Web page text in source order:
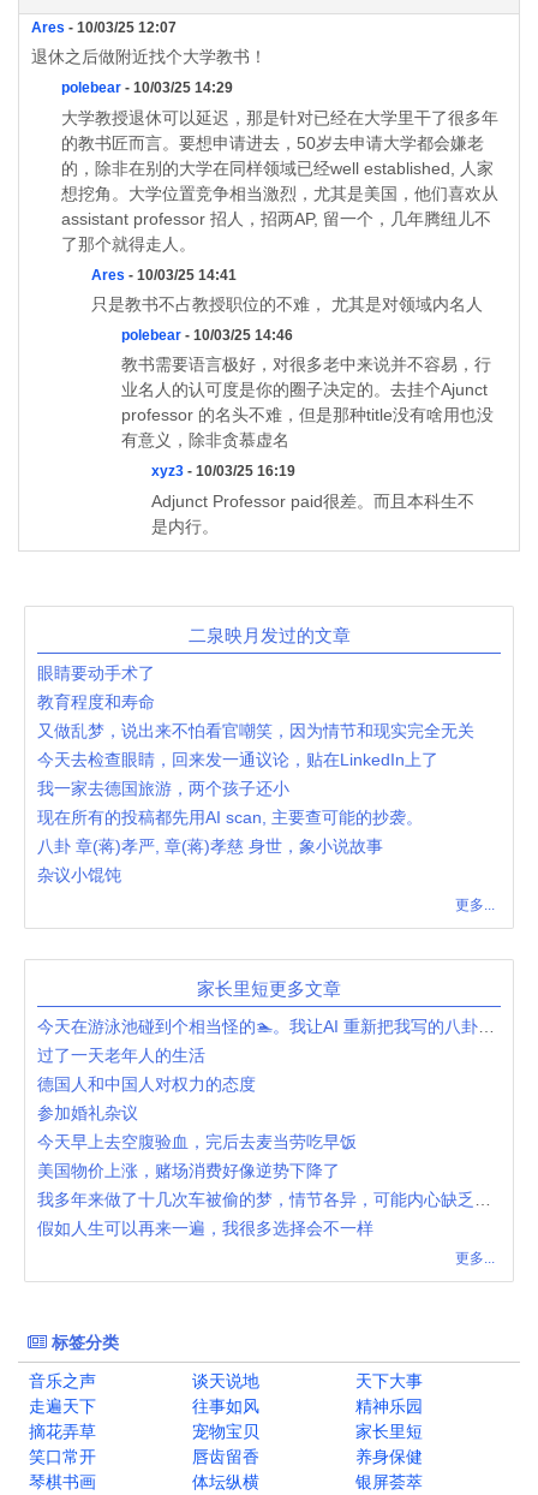
Ares - 10/03/25 12:07
退休之后做附近找个大学教书！
polebear - 10/03/25 14:29
大学教授退休可以延迟，那是针对已经在大学里干了很多年
的教书匠而言。要想申请进去，50岁去申请大学都会嫌老
的，除非在别的大学在同样领域已经well established, 人家
想挖角。大学位置竞争相当激烈，尤其是美国，他们喜欢从
assistant professor 招人，招两AP, 留一个，几年腾纽儿不
了那个就得走人。
Ares - 10/03/25 14:41
只是教书不占教授职位的不难， 尤其是对领域内名人
polebear - 10/03/25 14:46
教书需要语言极好，对很多老中来说并不容易，行
业名人的认可度是你的圈子决定的。去挂个Ajunct
professor 的名头不难，但是那种title没有啥用也没
有意义，除非贪慕虚名
xyz3 - 10/03/25 16:19
Adjunct Professor paid很差。而且本科生不
是内行。
二泉映月发过的文章
眼睛要动手术了
教育程度和寿命
又做乱梦，说出来不怕看官嘲笑，因为情节和现实完全无关
今天去检查眼睛，回来发一通议论，贴在LinkedIn上了
我一家去德国旅游，两个孩子还小
现在所有的投稿都先用AI scan, 主要查可能的抄袭。
八卦 章(蒋)孝严, 章(蒋)孝慈 身世，象小说故事
杂议小馄饨
更多...
家长里短更多文章
过了一天老年人的生活
德国人和中国人对权力的态度
参加婚礼杂议
今天早上去空腹验血，完后去麦当劳吃早饭
美国物价上涨，赌场消费好像逆势下降了
假如人生可以再来一遍，我很多选择会不一样
更多...
标签分类
音乐之声
谈天说地
天下大事
走遍天下
往事如风
精神乐园
摘花弄草
宠物宝贝
家长里短
笑口常开
唇齿留香
养身保健
琴棋书画
体坛纵横
银屏荟萃